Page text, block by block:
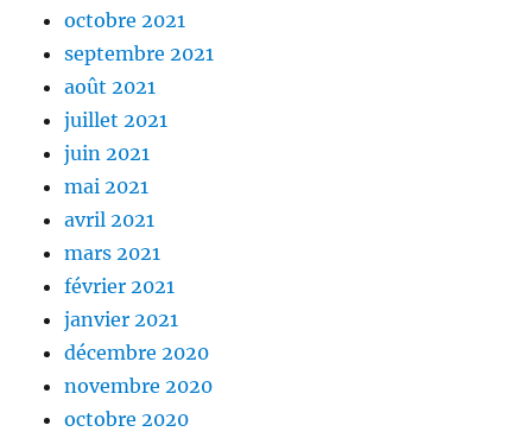
octobre 2021
septembre 2021
août 2021
juillet 2021
juin 2021
mai 2021
avril 2021
mars 2021
février 2021
janvier 2021
décembre 2020
novembre 2020
octobre 2020